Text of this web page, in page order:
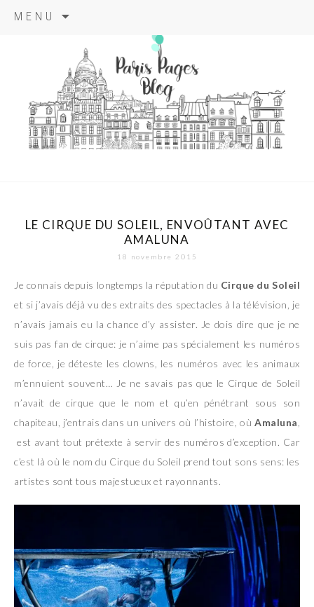
MENU
principal
paris pages
blog
LE CIRQUE DU SOLEIL, ENVOÛTANT AVEC
AMALUNA
18 novembre 2015
Je connais depuis longtemps la réputation du Cirque du Soleil
et si j’avais déjà vu des extraits des spectacles à la télévision, je
n’avais jamais eu la chance d’y assister. Je dois dire que je ne
suis pas fan de cirque: je n’aime pas spécialement les numéros
de force, je déteste les clowns, les numéros avec les animaux
m’ennuient souvent… Je ne savais pas que le Cirque de Soleil
n’avait de cirque que le nom et qu’en pénétrant sous son
chapiteau, j’entrais dans un univers où l’histoire, où Amaluna
est avant tout prétexte à servir des numéros d’exception. Car
c’est là où le nom du Cirque du Soleil prend tout sons sens: les
artistes sont tous majestueux et rayonnants.